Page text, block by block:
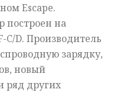
Escape.
построен на
D. Производитель
зарядку,
новый
ряд других